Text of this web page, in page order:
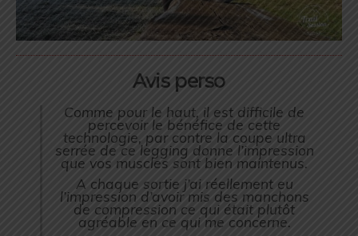
Avis perso
Comme pour le haut, il est difficile de
percevoir le bénéfice de cette
technologie, par contre la coupe ultra
serrée de ce legging donne l’impression
que vos muscles sont bien maintenus.
A chaque sortie j’ai réellement eu
l’impression d’avoir mis des manchons
de compression ce qui était plutôt
agréable en ce qui me concerne.